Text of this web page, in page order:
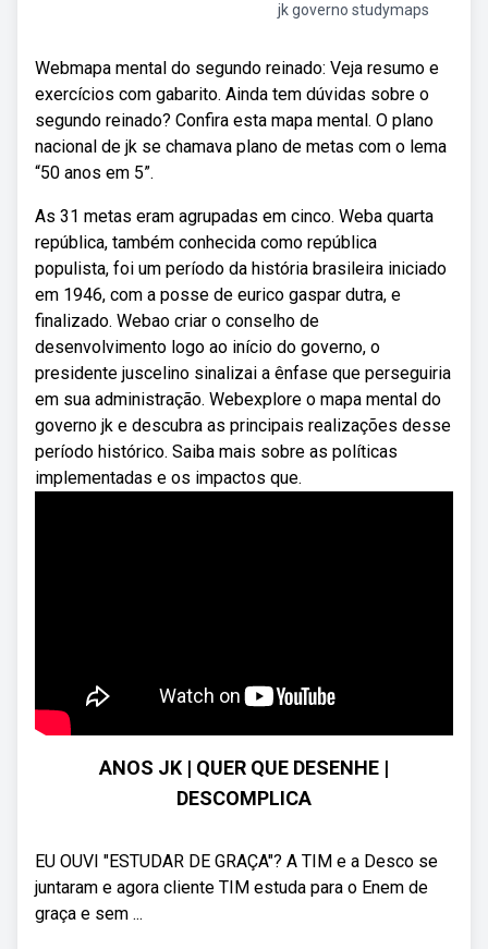
jk governo studymaps
Webmapa mental do segundo reinado: Veja resumo e
exercícios com gabarito. Ainda tem dúvidas sobre o
segundo reinado? Confira esta mapa mental. O plano
nacional de jk se chamava plano de metas com o lema
“50 anos em 5”.
As 31 metas eram agrupadas em cinco. Weba quarta
república, também conhecida como república
populista, foi um período da história brasileira iniciado
em 1946, com a posse de eurico gaspar dutra, e
finalizado. Webao criar o conselho de
desenvolvimento logo ao início do governo, o
presidente juscelino sinalizai a ênfase que perseguiria
em sua administração. Webexplore o mapa mental do
governo jk e descubra as principais realizações desse
período histórico. Saiba mais sobre as políticas
implementadas e os impactos que.
ANOS JK | QUER QUE DESENHE |
DESCOMPLICA
EU OUVI "ESTUDAR DE GRAÇA"? A TIM e a Desco se
juntaram e agora cliente TIM estuda para o Enem de
graça e sem ...